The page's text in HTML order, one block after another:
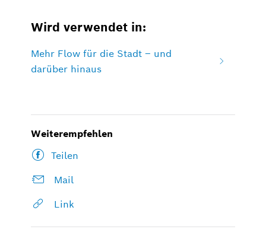
Wird verwendet in:
Mehr Flow für die Stadt – und
darüber hinaus
Weiterempfehlen
Teilen
Mail
Link